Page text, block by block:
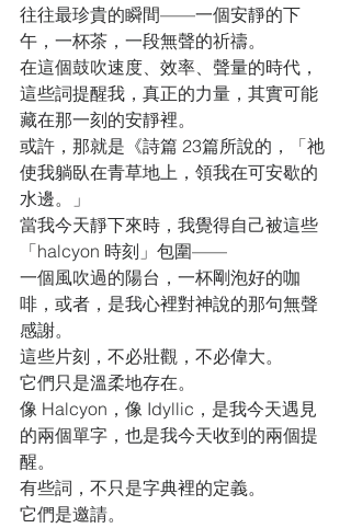
往往最珍貴的瞬間——一個安靜的下
午，一杯茶，一段無聲的祈禱。
在這個鼓吹速度、效率、聲量的時代，
這些詞提醒我，真正的力量，其實可能
藏在那一刻的安靜裡。
或許，那就是《詩篇 23篇所說的，「祂
使我躺臥在青草地上，領我在可安歇的
水邊。」
當我今天靜下來時，我覺得自己被這些
「halcyon 時刻」包圍——
一個風吹過的陽台，一杯剛泡好的咖
啡，或者，是我心裡對神說的那句無聲
感謝。
這些片刻，不必壯觀，不必偉大。
它們只是溫柔地存在。
像 Halcyon，像 Idyllic，是我今天遇見
的兩個單字，也是我今天收到的兩個提
醒。
有些詞，不只是字典裡的定義。
它們是邀請。